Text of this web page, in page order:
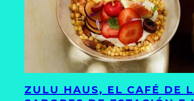
ZULU HAUS, EL CAFÉ DE